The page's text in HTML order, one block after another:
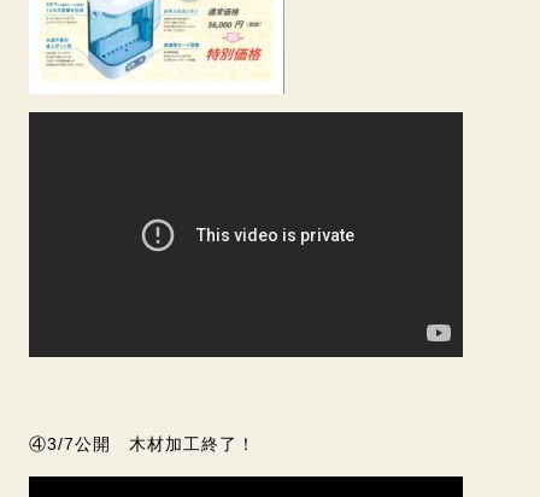
④3/7公開 木材加工終了！